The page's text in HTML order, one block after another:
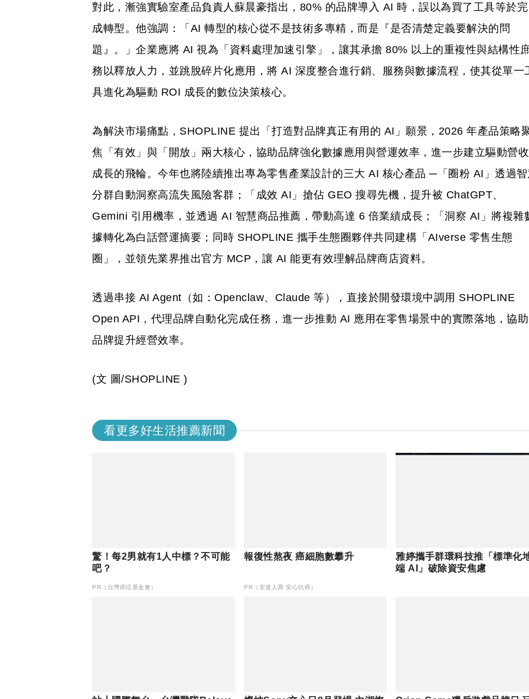
對此，漸強實驗室產品負責人蘇晨豪指出，80% 的品牌導入 AI 時，誤以為買了工具等於完
成轉型。他強調：「AI 轉型的核心從不是技術多專精，而是『是否清楚定義要解決的問
題』。」企業應將 AI 視為「資料處理加速引擎」，讓其承擔 80% 以上的重複性與結構性
務以釋放人力，並跳脫碎片化應用，將 AI 深度整合進行銷、服務與數據流程，使其從單一
具進化為驅動 ROI 成長的數位決策核心。
為解決市場痛點，SHOPLINE 提出「打造對品牌真正有用的 AI」願景，2026 年產品策略
焦「有效」與「開放」兩大核心，協助品牌強化數據應用與營運效率，進一步建立驅動營收
成長的飛輪。今年也將陸續推出專為零售產業設計的三大 AI 核心產品 ─「圈粉 AI」透過
分群自動洞察高流失風險客群；「成效 AI」搶佔 GEO 搜尋先機，提升被 ChatGPT、
Gemini 引用機率，並透過 AI 智慧商品推薦，帶動高達 6 倍業績成長；「洞察 AI」將複雜
據轉化為白話營運摘要；同時 SHOPLINE 攜手生態圈夥伴共同建構「AIverse 零售生態
圈」，並領先業界推出官方 MCP，讓 AI 能更有效理解品牌商店資料。
透過串接 AI Agent（如：Openclaw、Claude 等），直接於開發環境中調用 SHOPLINE
Open API，代理品牌自動化完成任務，進一步推動 AI 應用在零售場景中的實際落地，協助
品牌提升經營效率。
(文 圖/SHOPLINE )
看更多好生活推薦新聞
驚！每2男就有1人中標？不可能
吧？
PR（台灣癌症基金會）
報復性熬夜 癌細胞數攀升
PR（安達人壽 安心抗癌）
雅婷攜手群環科技推「標準化
端 AI」破除資安焦慮